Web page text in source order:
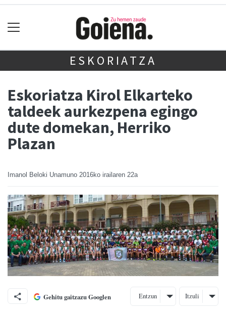
ESKORIATZA
Eskoriatza Kirol Elkarteko
taldeek aurkezpena egingo
dute domekan, Herriko
Plazan
Imanol Beloki Unamuno 2016ko irailaren 22a
Gehitu gaitzazu Googlen Entzun Itzuli